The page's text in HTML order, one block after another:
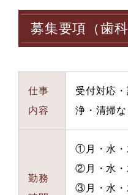
募集要項（歯
仕事
内容
受付対応
浄・清掃
勤務
①月・水・
②月・水・
③月・水・